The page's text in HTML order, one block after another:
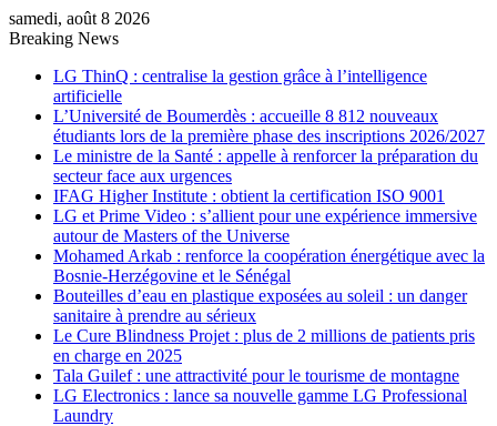
samedi, août 8 2026
Breaking News
LG ThinQ : centralise la gestion grâce à l’intelligence
artificielle
L’Université de Boumerdès : accueille 8 812 nouveaux
étudiants lors de la première phase des inscriptions 2026/2027
Le ministre de la Santé : appelle à renforcer la préparation du
secteur face aux urgences
IFAG Higher Institute : obtient la certification ISO 9001
LG et Prime Video : s’allient pour une expérience immersive
autour de Masters of the Universe
Mohamed Arkab : renforce la coopération énergétique avec la
Bosnie-Herzégovine et le Sénégal
Bouteilles d’eau en plastique exposées au soleil : un danger
sanitaire à prendre au sérieux
Le Cure Blindness Projet : plus de 2 millions de patients pris
en charge en 2025
Tala Guilef : une attractivité pour le tourisme de montagne
LG Electronics : lance sa nouvelle gamme LG Professional
Laundry